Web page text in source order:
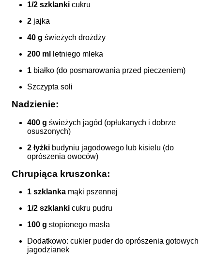
1/2 szklanki cukru
2 jajka
40 g świeżych drożdży
200 ml
letniego mleka
1 białko (do posmarowania przed pieczeniem)
Szczypta soli
Nadzienie:
400 g świeżych jagód (opłukanych i dobrze
osuszonych)
2 łyżki budyniu jagodowego lub kisielu (do
oprószenia owoców)
Chrupiąca kruszonka:
1 szklanka mąki pszennej
1/2 szklanki cukru pudru
100 g stopionego masła
Dodatkowo: cukier puder do oprószenia gotowych
jagodzianek